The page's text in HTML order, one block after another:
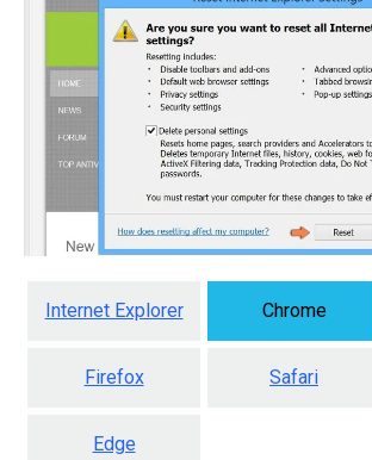
Internet Explorer Chrome
Firefox Safari
Edge